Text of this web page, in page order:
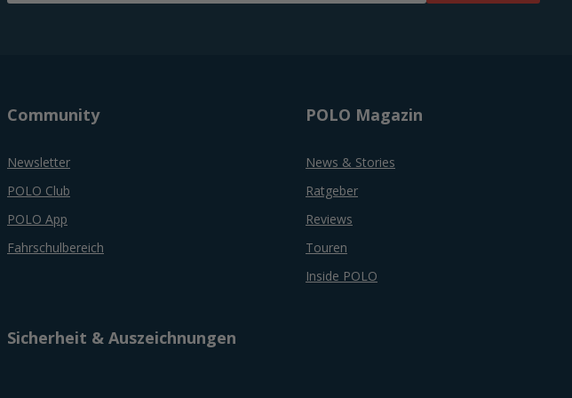
Community
Newsletter
POLO Club
POLO App
Fahrschulbereich
POLO Magazin
News & Stories
Ratgeber
Reviews
Touren
Inside POLO
Sicherheit & Auszeichnungen